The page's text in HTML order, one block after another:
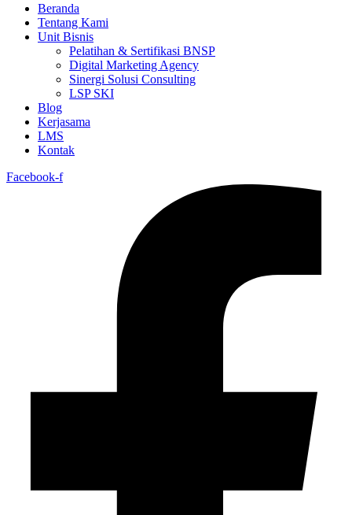
Beranda
Tentang Kami
Unit Bisnis
Pelatihan & Sertifikasi BNSP
Digital Marketing Agency
Sinergi Solusi Consulting
LSP SKI
Blog
Kerjasama
LMS
Kontak
Facebook-f